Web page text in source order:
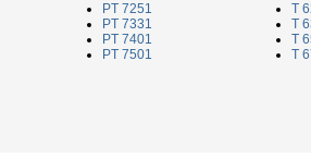
PT 7251
PT 7331
PT 7401
PT 7501
T
T
T
T